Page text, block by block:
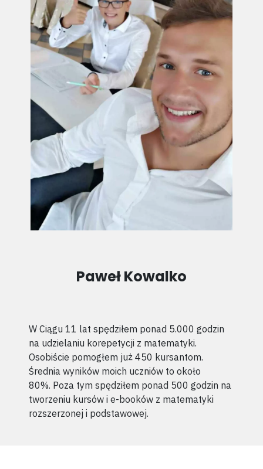
Paweł Kowalko
W Ciągu 11 lat spędziłem ponad 5.000 godzin
na udzielaniu korepetycji z matematyki.
Osobiście pomogłem już 450 kursantom.
Średnia wyników moich uczniów to około
80%. Poza tym spędziłem ponad 500 godzin na
tworzeniu kursów i e-booków z matematyki
rozszerzonej i podstawowej.